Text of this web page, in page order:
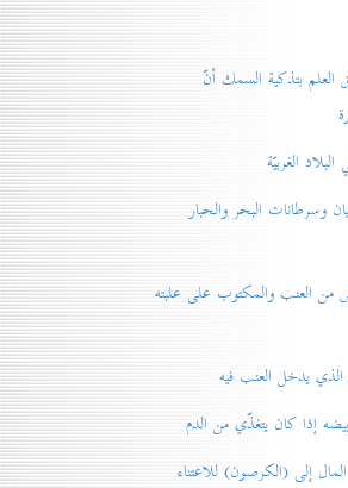
بتذكية السمك أنّ
الغربيّة
وسرطانات البحر والحبار
العنب والمكتوب على علبته
يدخل العنب فيه
كان يتغذّي من الدم
إلی (الكرصون) للاعتناء